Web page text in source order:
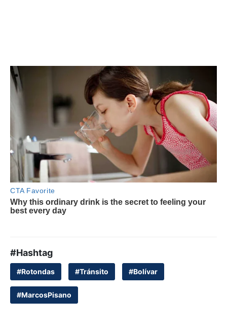
#Hashtag
#Rotondas #Tránsito #Bolívar
#MarcosPisano